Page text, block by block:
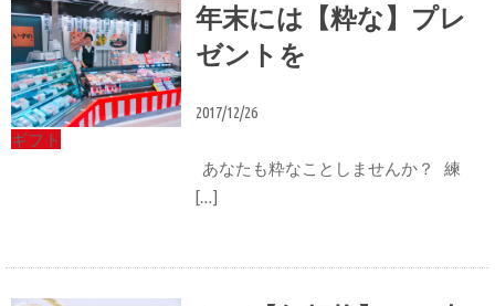
ギフト
年末には【粋な】プレ
ゼントを
2017/12/26
あなたも粋なことしませんか？ 練
[…]